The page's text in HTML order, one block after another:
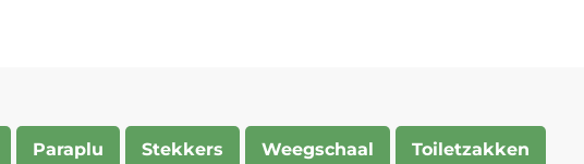
Paraplu Stekkers Weegschaal Toiletzakken